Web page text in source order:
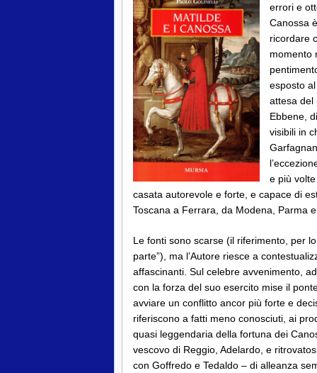
errori e
Canossa
ricordare
momento
esposto
attesa del
Ebbene,
visibili in
e più
casata autorevole e forte, e capace di
Toscana a Ferrara, da Modena, Parma
Le fonti sono scarse (il riferimento, per
parte”), ma l’Autore riesce a
affascinanti. Sul celebre avvenimento,
con la forza del suo esercito mise il
avviare un conflitto ancor più forte e
riferiscono a fatti meno conosciuti, ai
quasi leggendaria della fortuna dei
vescovo di Reggio, Adelardo, e
con Goffredo e Tedaldo – di alleanza